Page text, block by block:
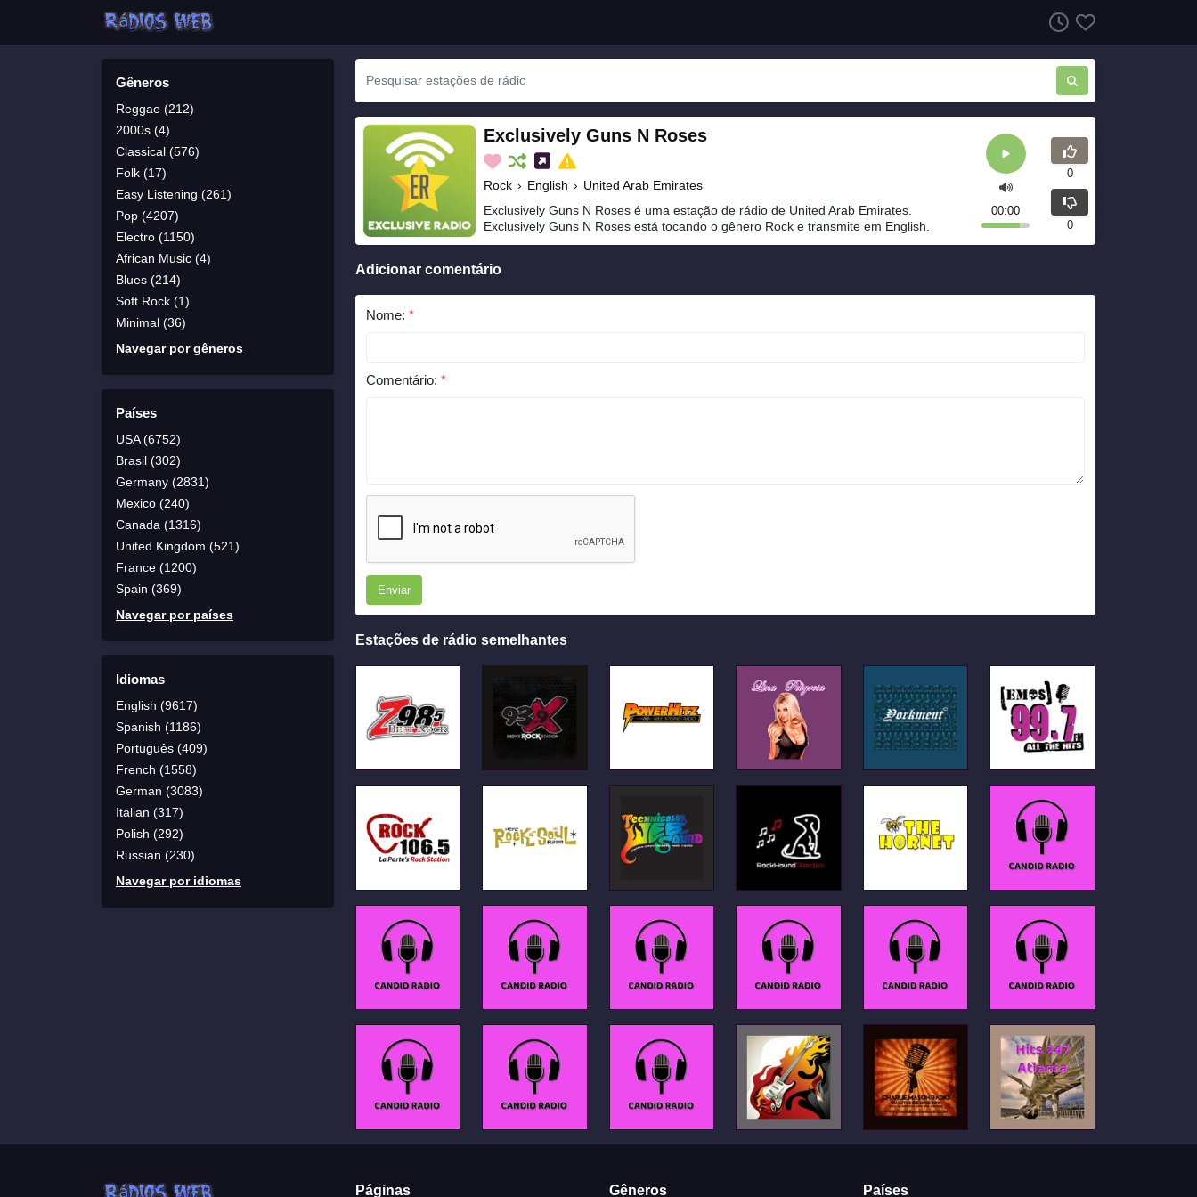
Gêneros
Reggae (212)
2000s (4)
Classical (576)
Folk (17)
Easy Listening (261)
Pop (4207)
Electro (1150)
African Music (4)
Blues (214)
Soft Rock (1)
Minimal (36)
Navegar por gêneros
Países
USA (6752)
Brasil (302)
Germany (2831)
Mexico (240)
Canada (1316)
United Kingdom (521)
France (1200)
Spain (369)
Navegar por países
Idiomas
English (9617)
Spanish (1186)
Português (409)
French (1558)
German (3083)
Italian (317)
Polish (292)
Russian (230)
Navegar por idiomas
Exclusively Guns N Roses
Rock › English › United Arab Emirates
Exclusively Guns N Roses é uma estação de rádio de United Arab Emirates.
Exclusively Guns N Roses está tocando o gênero Rock e transmite em English.
00:00
0
0
Adicionar comentário
Nome: *
Comentário: *
Enviar
Estações de rádio semelhantes
Páginas Gêneros Países